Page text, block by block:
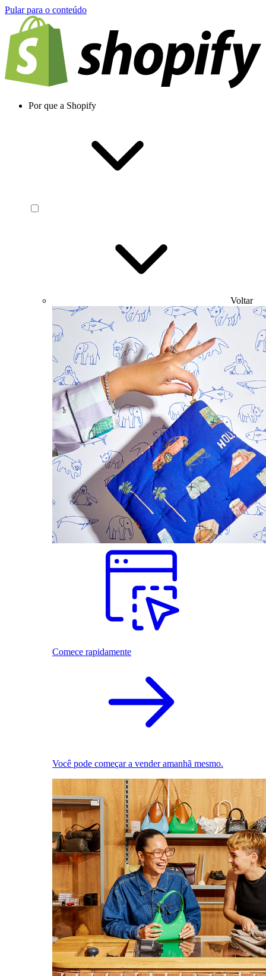
Pular para o conteúdo
Por que a Shopify
Voltar
Comece rapidamente
Você pode começar a vender amanhã mesmo.